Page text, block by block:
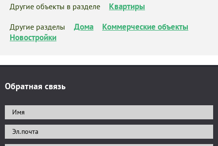
Другие объекты в разделе Квартиры
Другие разделы Дома
Коммерческие объекты
Новостройки
Обратная связь